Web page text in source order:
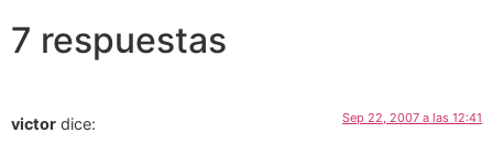
7 respuestas
victor dice: Sep 22, 2007 a las 12:41